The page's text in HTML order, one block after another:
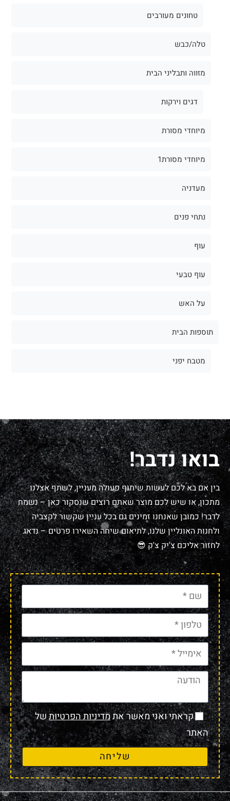
טחונים מעורבים
טלה/כבש
מזווה ותבליני הבית
דגים וירקות
מיוחדי מסורת
מיוחדי מסורת1
מעדניה
נתחי פנים
עוף
עוף טבעי
על האש
תוספות הבית
מטבח יפני
בואו נדבר!
בין אם בא לכם לעשות שיתוף פעולה מעניין, לשתף אצלנו
מתכון, או שיש לכם מוצר שאתם רוצים שנסקור כאן – נשמח
לדבר! כמובן שאנחנו זמינים גם בכל עניין שקשור לקצביה
ולחנות האונליין שלנו, לתיאום שיחה השאירו פרטים – נדאג
לחזור אליכם צ'יק צ'ק 😎
קראתי ואני מאשר אתמדיניות הפרטיותשל
האתר
שליחה